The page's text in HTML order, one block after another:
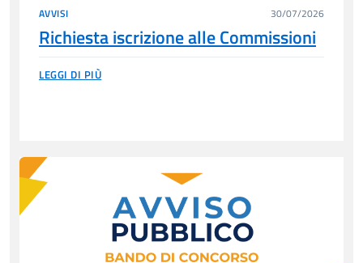
AVVISI 30/07/2026
Richiesta iscrizione alle Commissioni
LEGGI DI PIÙ